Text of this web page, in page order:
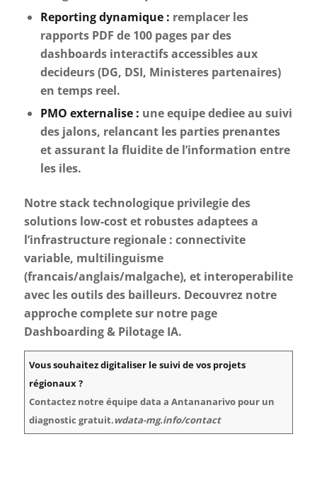
Reporting dynamique : remplacer les
rapports PDF de 100 pages par des
dashboards interactifs accessibles aux
decideurs (DG, DSI, Ministeres partenaires)
en temps reel.
PMO externalise : une equipe dediee au suivi
des jalons, relancant les parties prenantes
et assurant la fluidite de l’information entre
les iles.
Notre stack technologique privilegie des
solutions low-cost et robustes adaptees a
l’infrastructure regionale : connectivite
variable, multilinguisme
(francais/anglais/malgache), et interoperabilite
avec les outils des bailleurs. Decouvrez notre
approche complete sur notre page
Dashboarding & Pilotage IA.
Vous souhaitez digitaliser le suivi de vos projets
régionaux ?
Contactez notre équipe data a Antananarivo pour un
diagnostic gratuit.wdata-mg.info/contact